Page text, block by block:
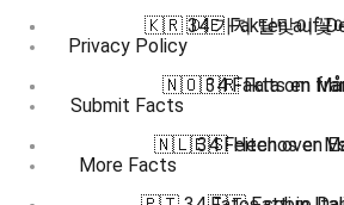
Privacy Policy
Submit Facts
More Facts
🇰🇷 34 가지 달맞이꽃
🇳🇴 34 Fakta om
🇳🇱 34 Feiten over
🇩🇪 Fakten auf
🇫🇷 Faits en
🇪🇸 Hechos en